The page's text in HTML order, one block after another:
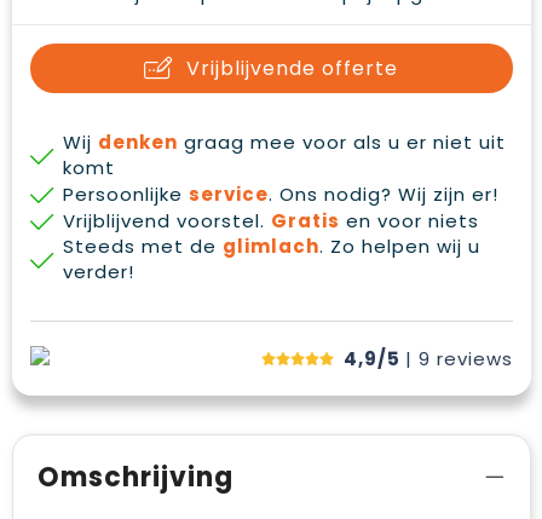
Vrijblijvende offerte
Wij denken graag mee voor als u er niet uit
komt
Persoonlijke service. Ons nodig? Wij zijn er!
Vrijblijvend voorstel. Gratis en voor niets
Steeds met de glimlach. Zo helpen wij u
verder!
4,9/5 | 9 reviews
Omschrijving